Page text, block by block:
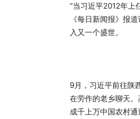
“当习近平2012年上
《每日新闻报》报
入又一个盛世。
9月，习近平前往陕
在劳作的老乡聊天
成千上万中国农村通